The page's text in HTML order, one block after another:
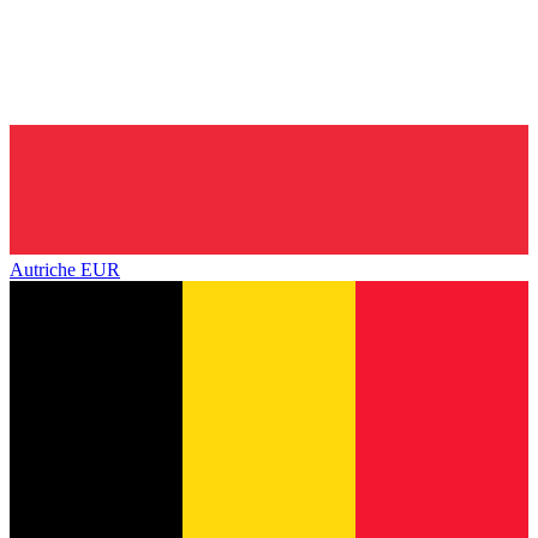
Autriche EUR